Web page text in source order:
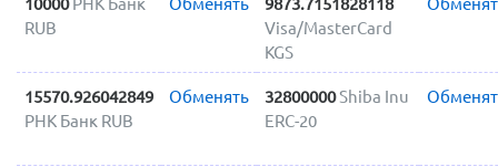
10000 РНК Банк
RUB
Обменять
9873.7151828118
Visa/MasterCard
KGS
15570.926042849
РНК Банк RUB
Обменять 32800000Shiba Inu
ERC-20